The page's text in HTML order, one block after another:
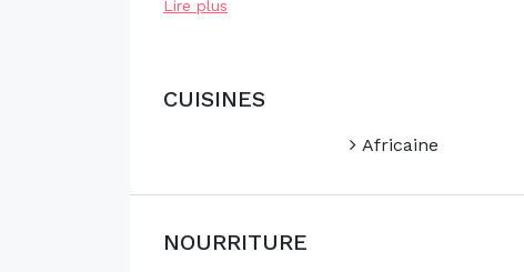
Lire plus
CUISINES
Africaine
NOURRITURE